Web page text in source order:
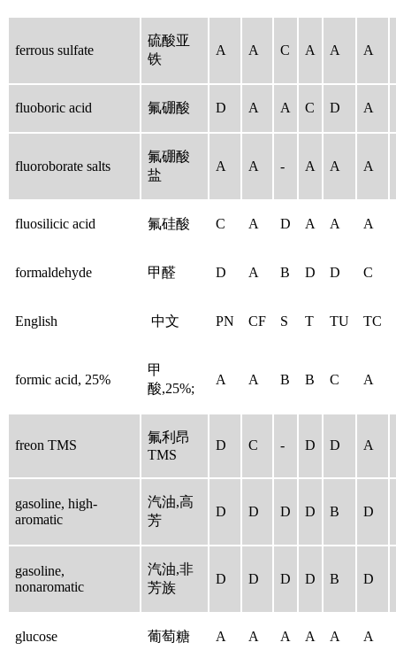
ferrous sulfate
硫酸亚
铁
A A C A A A
fluoboric acid 氟硼酸 D A A C D A
fluoroborate salts
氟硼酸
盐
A A - A A A
fluosilicic acid 氟硅酸 C A D A A A
formaldehyde 甲醛 D A B D D C
English 中文 PN CF S T TU TC
formic acid, 25%
甲
酸,25%;
A A B B C A
freon TMS
氟利昂
TMS
D C - D D A
gasoline, high-
aromatic
汽油,高
芳
D D D D B D
gasoline,
nonaromatic
汽油,非
芳族
D D D D B D
glucose 葡萄糖 A A A A A A